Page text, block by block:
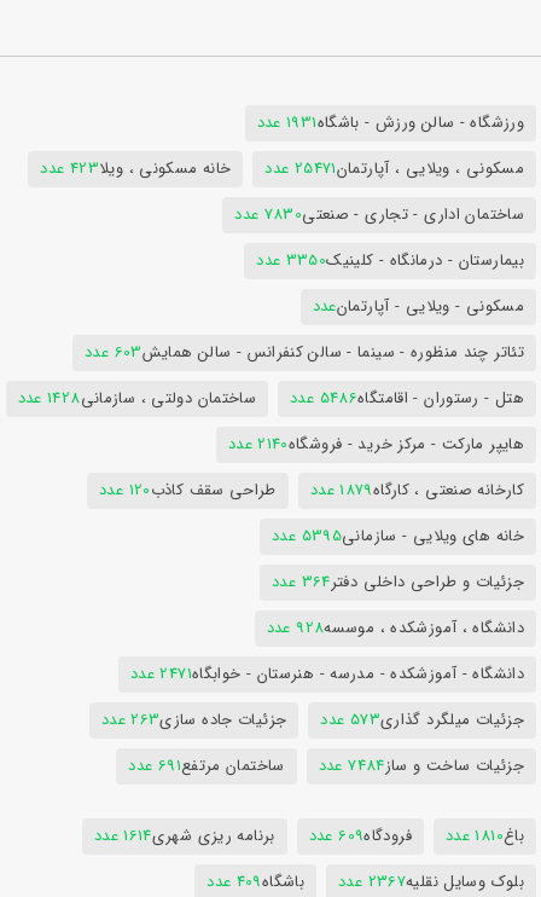
ورزشگاه - سالن ورزش - باشگاه1931 عدد
مسکونی ، ویلایی ، آپارتمان25471 عدد خانه مسکونی ، ویلا423 عدد
ساختمان اداری - تجاری - صنعتی7830 عدد
بیمارستان - درمانگاه - کلینیک3350 عدد
مسکونی - ویلایی - آپارتمانعدد
تئاتر چند منظوره - سینما - سالن کنفرانس - سالن همایش603 عدد
هتل - رستوران - اقامتگاه5486 عدد ساختمان دولتی ، سازمانی1428 عدد
هایپر مارکت - مرکز خرید - فروشگاه2140 عدد
کارخانه صنعتی ، کارگاه1879 عدد طراحی سقف کاذب120 عدد
خانه های ویلایی - سازمانی5395 عدد
جزئیات و طراحی داخلی دفتر364 عدد
دانشگاه ، آموزشکده ، موسسه928 عدد
دانشگاه - آموزشکده - مدرسه - هنرستان - خوابگاه2471 عدد
جزئیات میلگرد گذاری573 عدد جزئیات جاده سازی263 عدد
جزئیات ساخت و ساز7484 عدد ساختمان مرتفع691 عدد
باغ1810 عدد فرودگاه609 عدد برنامه ریزی شهری1614 عدد
بلوک وسایل نقلیه2367 عدد باشگاه409 عدد